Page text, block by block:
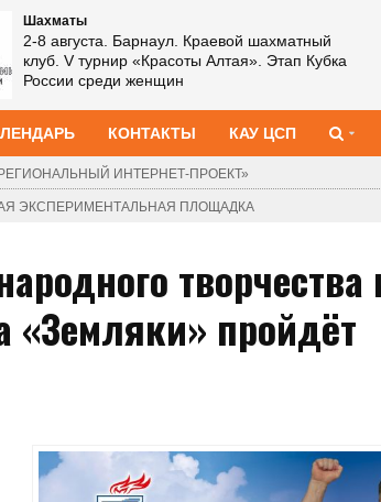
Шахматы
2-8 августа. Барнаул. Краевой шахматный
клуб. V турнир «Красоты Алтая». Этап Кубка
России среди женщин
КОНТАКТЫ КАУ ЦСП
ИНТЕРНЕТ-ПРОЕКТ»
ЭКСПЕРИМЕНТАЛЬНАЯ ПЛОЩАДКА
творчества
«Земляки» пройдёт